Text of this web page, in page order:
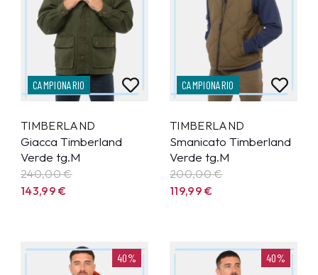
CAMPIONARIO
TIMBERLAND
Giacca Timberland
Verde tg.M
240,00 €
143,99€
CAMPIONARIO
TIMBERLAND
Smanicato Timberland
Verde tg.M
200,00 €
119,99€
40% 40%